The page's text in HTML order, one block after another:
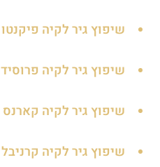
שיפוץ גיר לקיה פיקנטו
שיפוץ גיר לקיה פרוסיד
שיפוץ גיר לקיה קארנס
שיפוץ גיר לקיה קרניבל